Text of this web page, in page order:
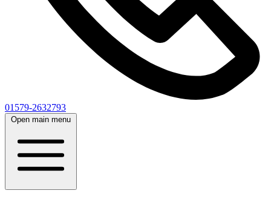
01579-2632793
Open main menu